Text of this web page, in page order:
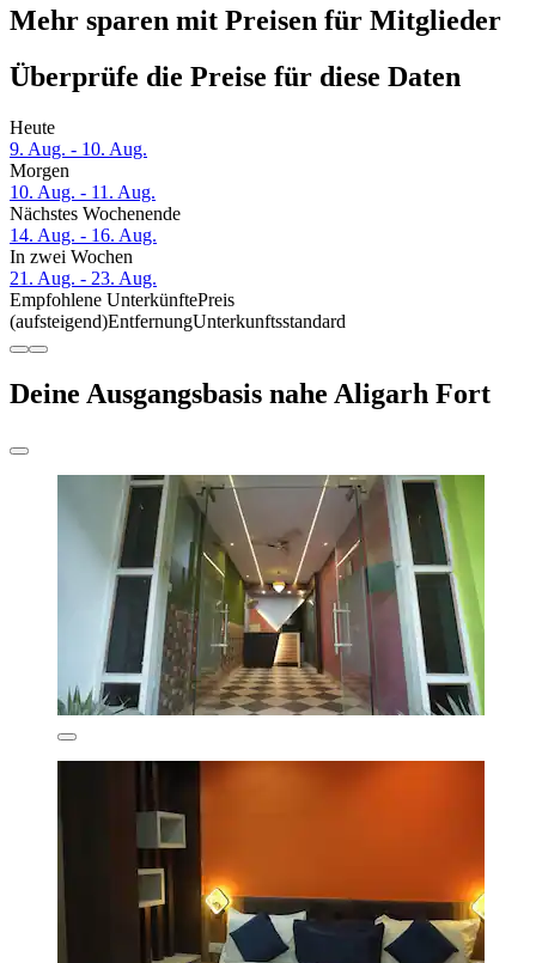
Mehr sparen mit Preisen für Mitglieder
Überprüfe die Preise für diese Daten
Heute
9. Aug. - 10. Aug.
Morgen
10. Aug. - 11. Aug.
Nächstes Wochenende
14. Aug. - 16. Aug.
In zwei Wochen
21. Aug. - 23. Aug.
Empfohlene UnterkünftePreis
(aufsteigend)EntfernungUnterkunftsstandard
Deine Ausgangsbasis nahe Aligarh Fort